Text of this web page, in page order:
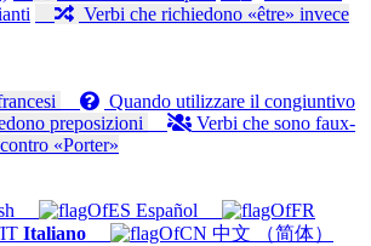
Verbi che richiedono «être» invece
Quando utilizzare il congiuntivo
preposizioni
Verbi che sono faux-
«Porter»
Español
Italiano
中文 （简体）